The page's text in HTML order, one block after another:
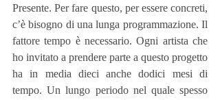
Presente. Per fare questo, per essere concreti,
c’è bisogno di una lunga programmazione. Il
fattore tempo è necessario. Ogni artista che
ho invitato a prendere parte a questo progetto
ha in media dieci anche dodici mesi di
tempo. Un lungo periodo nel quale spesso